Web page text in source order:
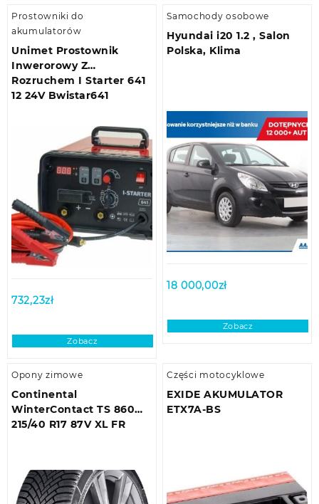
Prostowniki do
akumulatorów
Unimet Prostownik
Inwerorowy Z
Rozruchem I Starter 641
12 24V Bwistar641
732,23zł
Zobacz
Samochody osobowe
Hyundai i20 1.2 , Salon
Polska, Klima
18 000,00zł
Zobacz
Opony zimowe
Continental
WinterContact TS 860
215/40 R17 87V XL FR
Części motocyklowe
EXIDE AKUMULATOR
ETX7A-BS